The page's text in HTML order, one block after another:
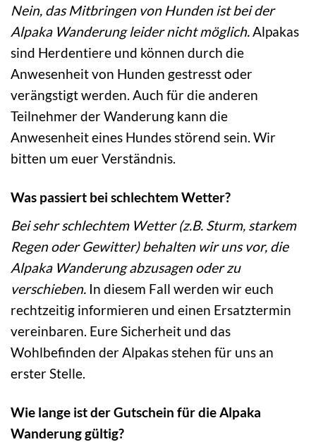
Nein, das Mitbringen von Hunden ist bei der
Alpaka Wanderung leider nicht möglich.Alpakas
sind Herdentiere und können durch die
Anwesenheit von Hunden gestresst oder
verängstigt werden. Auch für die anderen
Teilnehmer der Wanderung kann die
Anwesenheit eines Hundes störend sein. Wir
bitten um euer Verständnis.
Was passiert bei schlechtem Wetter?
Bei sehr schlechtem Wetter (z.B. Sturm, starkem
Regen oder Gewitter) behalten wir uns vor, die
Alpaka Wanderung abzusagen oder zu
verschieben. In diesem Fall werden wir euch
rechtzeitig informieren und einen Ersatztermin
vereinbaren. Eure Sicherheit und das
Wohlbefinden der Alpakas stehen für uns an
erster Stelle.
Wie lange ist der Gutschein für die Alpaka
Wanderung gültig?